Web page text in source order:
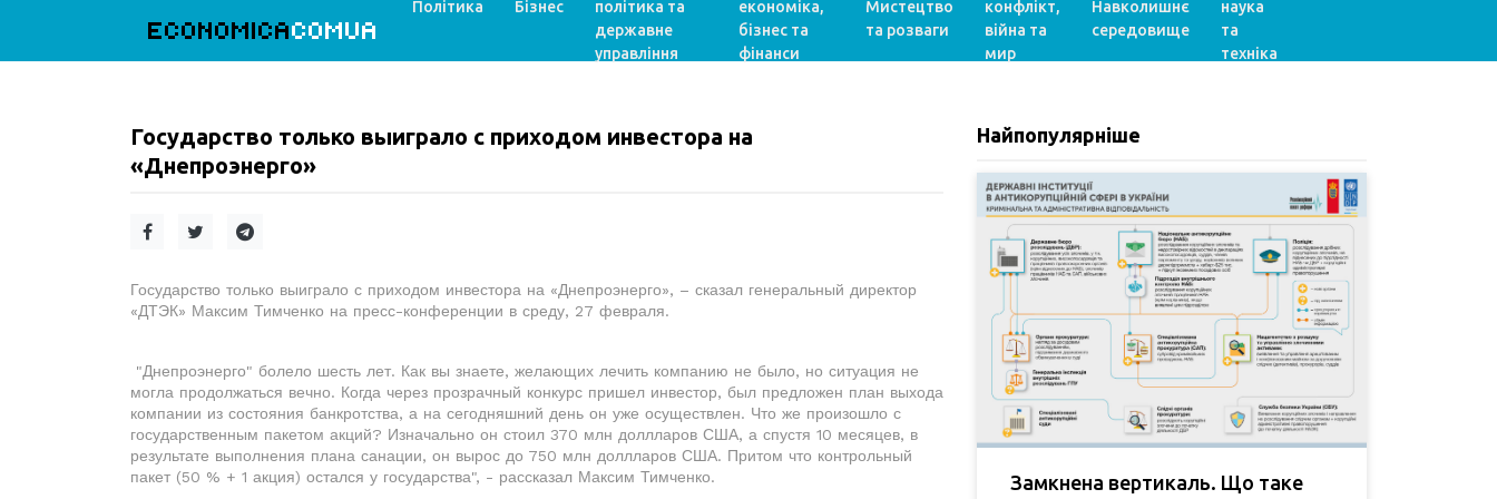
ECONOMICACOMUA
Політика Бізнес
політика та
державне
управління
економіка,
бізнес та
фінанси
Мистецтво
та розваги
конфлікт,
війна та
мир
Навколишнє
середовище
наука
та
техніка
Государство только выиграло с приходом инвестора на
«Днепроэнерго»
Государство только выиграло с приходом инвестора на «Днепроэнерго», – сказал генеральный директор
«ДТЭК» Максим Тимченко на пресс-конференции в среду, 27 февраля.
"Днепроэнерго" болело шесть лет. Как вы знаете, желающих лечить компанию не было, но ситуация не
могла продолжаться вечно. Когда через прозрачный конкурс пришел инвестор, был предложен план выхода
компании из состояния банкротства, а на сегодняшний день он уже осуществлен. Что же произошло с
государственным пакетом акций? Изначально он стоил 370 млн доллларов США, а спустя 10 месяцев, в
результате выполнения плана санации, он вырос до 750 млн доллларов США. Притом что контрольный
пакет (50 % + 1 акция) остался у государства", - рассказал Максим Тимченко.
Найпопулярніше
Замкнена вертикаль. Що таке